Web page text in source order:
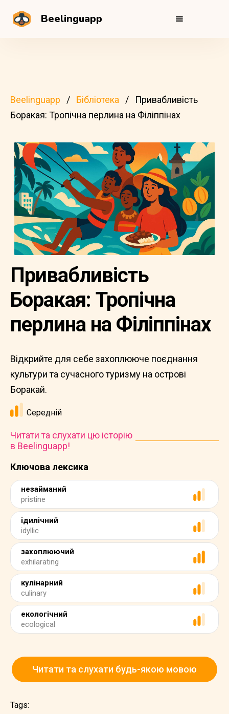
Beelinguapp
Beelinguapp Бібліотека
Привабливість
Боракая: Тропічна перлина на Філіппінах
Ключова лексика
незайманий
pristine
ідилічний
idyllic
захоплюючий
exhilarating
кулінарний
culinary
екологічний
ecological
Привабливість
Боракая: Тропічна
перлина на Філіппінах
Відкрийте для себе захоплююче поєднання
культури та сучасного туризму на острові
Боракай.
Середній
Читати та слухати цю історію
в Beelinguapp!
Читати та слухати будь-якою мовою
Tags: